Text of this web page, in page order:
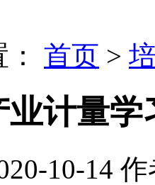
首页 >
业计量
10-14 作